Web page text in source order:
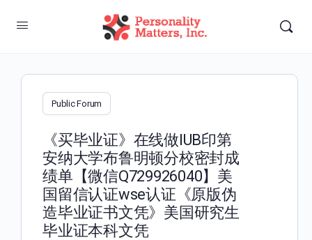
Public Forum
《买毕业证》在线做IUB印第
安纳大学布鲁明顿分校密封成
绩单【微信Q729926040】美
国留信认证wse认证《原版伪
造毕业证书文凭》美国研究生
毕业证本科文凭